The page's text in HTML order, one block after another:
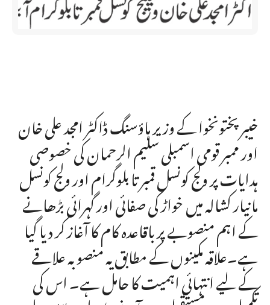
خیبر پختونخوا کے وزیر ہاؤسنگ ڈاکٹر امجد علی خان
اور ممبر قومی اسمبلی سلیم الرحمان کی خصوصی
ہدایات پر ولج کونسل قمبر تا بلوگرام اور ولج کونسل
مانیار کشالہ میں خواڑ کی صفائی اور گہرائی بڑھانے
کے اہم منصوبے پر باقاعدہ کام کا آغاز کر دیا گیا
ہے۔علاقہ مکینوں کے مطابق یہ منصوبہ علاقے
کے لیے انتہائی اہمیت کا حامل ہے۔ اس کی